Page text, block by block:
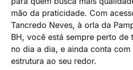
mão da praticidade. Com
Tancredo Neves, à orla da
BH, você está sempre perto de
no dia a dia, e ainda conta
estrutura ao seu redor.